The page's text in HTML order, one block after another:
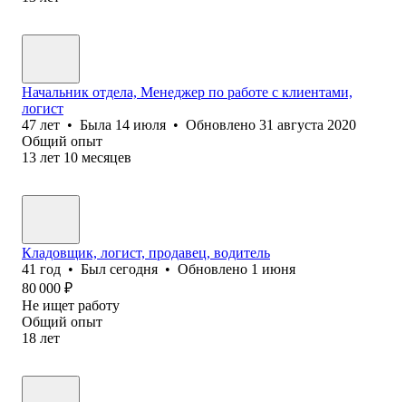
Начальник отдела, Менеджер по работе с клиентами,
логист
47 лет • Была 14 июля • Обновлено 31 августа 2020
Общий опыт
13 лет 10 месяцев
Кладовщик, логист, продавец, водитель
41 год • Был сегодня • Обновлено 1 июня
80 000 ₽
Не ищет работу
Общий опыт
18 лет